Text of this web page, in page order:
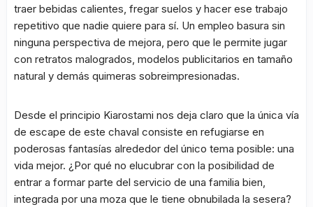
traer bebidas calientes, fregar suelos y hacer ese trabajo
repetitivo que nadie quiere para sí. Un empleo basura sin
ninguna perspectiva de mejora, pero que le permite jugar
con retratos malogrados, modelos publicitarios en tamaño
natural y demás quimeras sobreimpresionadas.
Desde el principio Kiarostami nos deja claro que la única vía
de escape de este chaval consiste en refugiarse en
poderosas fantasías alrededor del único tema posible: una
vida mejor. ¿Por qué no elucubrar con la posibilidad de
entrar a formar parte del servicio de una familia bien,
integrada por una moza que le tiene obnubilada la sesera?